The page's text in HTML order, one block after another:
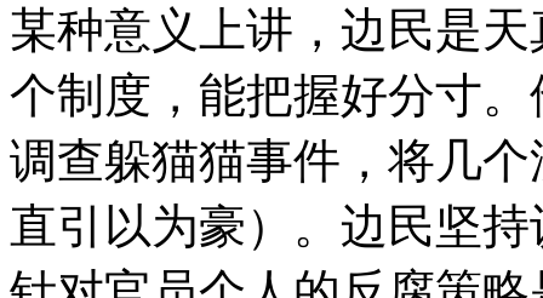
某种意义上讲，边民是
个制度，能把握好分寸
调查躲猫猫事件，将几
直引以为豪）。边民坚